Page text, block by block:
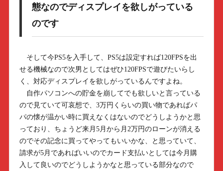
態なのでディスプレイを欲しがっている
のです
そして今PS5を入手して、PS5は設定すれば120FPSを出
せる機械なので次男としてはぜひ120FPSで遊びたいらし
く、対応ディスプレイを欲しがっているんですよね。
自作パソコンへの貯金を崩してでも欲しいと言っている
ので見ていて可哀想で、3万円くらいの買い物であればパ
パの懐が温かい時に買えなくはないのでどうしようかと思
っており、ちょうど来月5月から月2万円のローンが消える
のでその記念に買ってやってもいいかな、と思っていて、
請求が5月であればいいのでカード支払いとしては今月購
入して良いのでどうしようかなと思っている部分なので